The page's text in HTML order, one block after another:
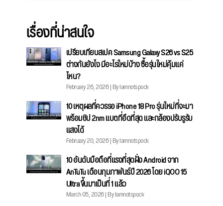
เรื่องที่น่าสนใจ
เปรียบเทียบสเปค Samsung Galaxy S26 vs S25
ต่างกันยังไง มีอะไรใหม่บ้าง ซื้อรุ่นใหม่คุ้มแค่
ไหน?
February 26, 2026 | By Iamnotspock
10 เหตุผลที่ควรรอ iPhone 18 Pro รุ่นใหม่ที่จะมา
พร้อมชิป 2nm แบตที่อึดที่สุด และกล้องปรับรูรับ
แสงได้
February 20, 2026 | By Iamnotspock
10 อันดับมือถือที่แรงที่สุดฝั่ง Android จาก
AnTuTu เดือนกุมภาพันธ์ปี 2026 โดย iQOO 15
Ultra ขึ้นมาเป็นที่ 1 แล้ว
March 05, 2026 | By Iamnotspock